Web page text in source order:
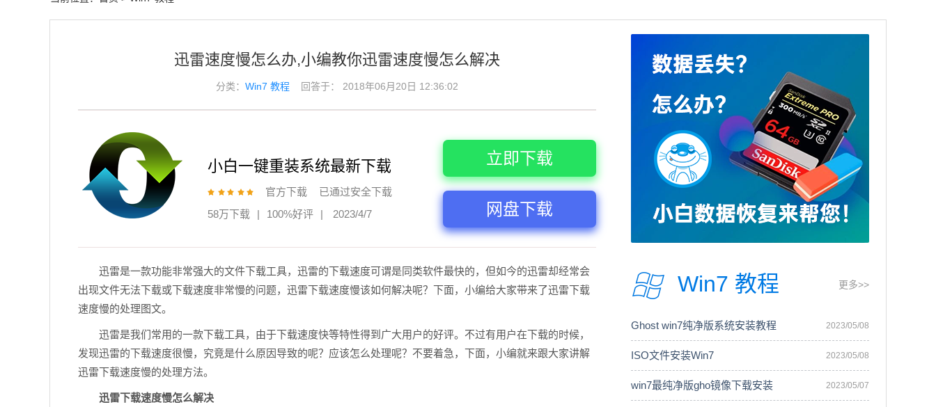
迅雷速度慢怎么办,小编教你迅雷速度慢怎么解决
分类：Win7 教程 回答于： 2018年06月20日 12:36:02
小白一键重装系统最新下载
官方下载
已通过安全下载
58万下载
| 100%好评 | 2023/4/7
立即下载
网盘下载
迅雷是一款功能非常强大的文件下载工具，迅雷的下载速度可谓是同类软件最快的，但如今的迅雷却经常会
出现文件无法下载或下载速度非常慢的问题，迅雷下载速度慢该如何解决呢？下面，小编给大家带来了迅雷下载
速度慢的处理图文。
迅雷是我们常用的一款下载工具，由于下载速度快等特性得到广大用户的好评。不过有用户在下载的时候，
发现迅雷的下载速度很慢，究竟是什么原因导致的呢？应该怎么处理呢？不要着急，下面，小编就来跟大家讲解
迅雷下载速度慢的处理方法。
迅雷下载速度慢怎么解决
Win7 教程 更多>>
Ghost win7纯净版系统安装教程 2023/05/08
ISO文件安装Win7 2023/05/08
win7最纯净版gho镜像下载安装 2023/05/07